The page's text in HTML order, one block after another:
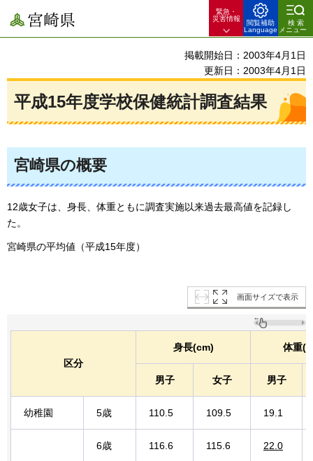
宮崎県
緊急・
災害情報
閲覧補助
Language
検索
メニュー
掲載開始日：2003年4月1日
更新日：2003年4月1日
平成15年度学校保健統計調査結果
宮崎県の概要
12歳女子は、身長、体重ともに調査実施以来過去最高値を記録し
た。
宮崎県の平均値（平成15年度）
画面サイズで表示
区分
身長(cm) 体重
男子 女子 男子
幼稚園 5歳 110.5 109.5 19.1
6歳 116.6 115.6 22.0